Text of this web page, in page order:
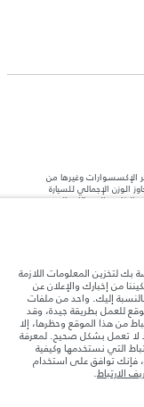
الإكسسوارات وغيرها من
الوزن الإجمالي للسيارة
والركاب والسوائل والوقود
قد تختلف من بلد إلى
أشباه الموصلات يؤثر حاليًا
هذا ظرف ديناميكي
حاليًا المواصفات الحالية
يرجى استشارة وكيلك الذي
مدروس
الاتحاد الأوروبي. قد
كما أن هذه
بك لتخزين المعلومات اللازمة
من إخبارك والإعلان عن
إليك. واحد من ملفات
للعمل بطريقة جيدة، وقد
من هذا الموقع وحظرها، إلا
لا تعمل بشكل صحيح. لمعرفة
التي نستخدمها وكيفية
فإنك توافق على استخدام
الارتباط.